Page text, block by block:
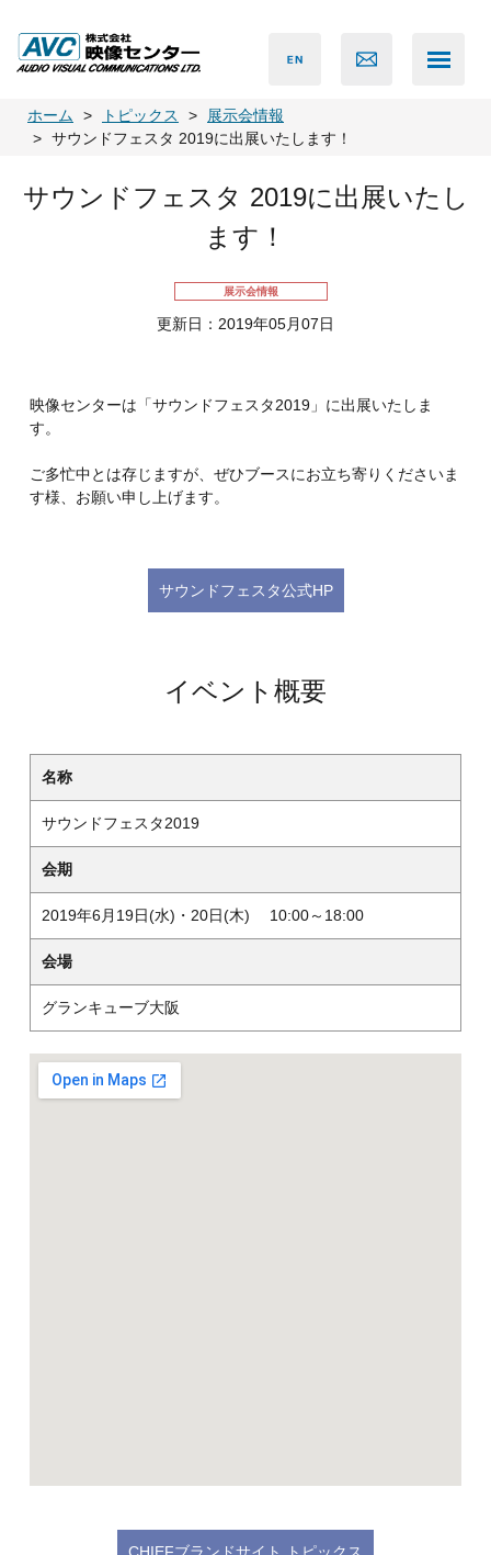
ホーム トピックス
展示会情報
サウンドフェスタ 2019に出展いたします！
サウンドフェスタ 2019に出展いたし
ます！
展示会情報
更新日：2019年05月07日
映像センターは「サウンドフェスタ2019」に出展いたしま
す。
ご多忙中とは存じますが、ぜひブースにお立ち寄りくださいま
す様、お願い申し上げます。
サウンドフェスタ公式HP
イベント概要
名称
サウンドフェスタ2019
会期
2019年6月19日(水)・20日(木) 10:00～18:00
会場
グランキューブ大阪